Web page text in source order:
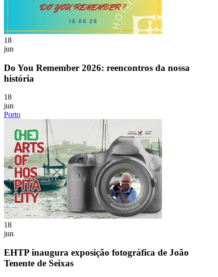
18
jun
Do You Remember 2026: reencontros da nossa
história
18
jun
Porto
18
jun
EHTP inaugura exposição fotográfica de João
Tenente de Seixas